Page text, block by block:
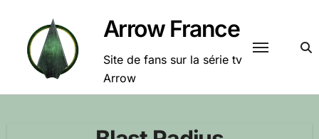
contenu
Arrow France
Site de fans sur la série tv
Arrow